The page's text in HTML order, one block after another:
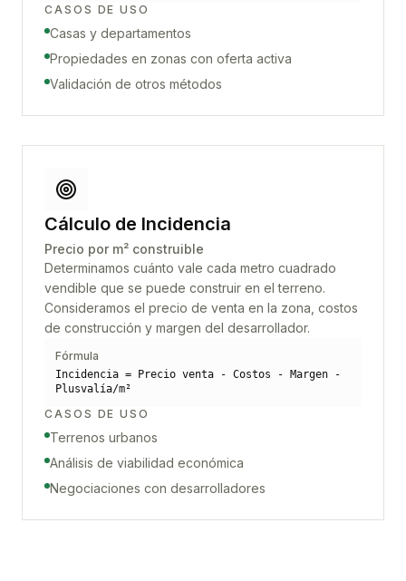
CASOS DE USO
Casas y departamentos
Propiedades en zonas con oferta activa
Validación de otros métodos
Cálculo de Incidencia
Precio por m² construible
Determinamos cuánto vale cada metro cuadrado
vendible que se puede construir en el terreno.
Consideramos el precio de venta en la zona, costos
de construcción y margen del desarrollador.
Fórmula
Incidencia = Precio venta - Costos - Margen -
Plusvalía/m²
CASOS DE USO
Terrenos urbanos
Análisis de viabilidad económica
Negociaciones con desarrolladores